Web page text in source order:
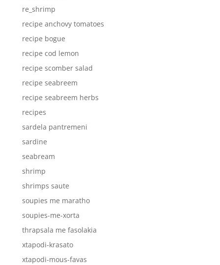
re_shrimp
recipe anchovy tomatoes
recipe bogue
recipe cod lemon
recipe scomber salad
recipe seabreem
recipe seabreem herbs
recipes
sardela pantremeni
sardine
seabream
shrimp
shrimps saute
soupies me maratho
soupies-me-xorta
thrapsala me fasolakia
xtapodi-krasato
xtapodi-mous-favas